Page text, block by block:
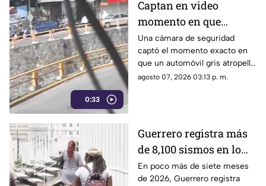
0:33
Captan en video
momento en que
vehículo embiste a una
familia en
Chilpancingo
Una cámara de seguridad
captó el momento exacto en
que un automóvil gris atropelló
a una familia que caminaba
agosto 07, 2026 03:13 p. m.
Guerrero registra más
de 8,100 sismos en lo
que va de 2026, el año
con mayor sismicidad
En poco más de siete meses
de 2026, Guerrero registra